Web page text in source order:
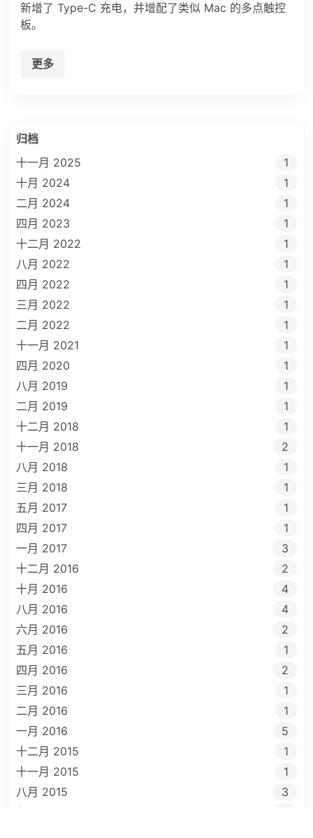
新增了 Type-C 充电，并增配了类似 Mac 的多点触控
板。
更多
归档
十一月 2025
1
十月 2024
1
二月 2024
1
四月 2023
1
十二月 2022
1
八月 2022
1
四月 2022
1
三月 2022
1
二月 2022
1
十一月 2021
1
四月 2020
1
八月 2019
1
二月 2019
1
十二月 2018
1
十一月 2018
2
八月 2018
1
三月 2018
1
五月 2017
1
四月 2017
1
一月 2017
3
十二月 2016
2
十月 2016
4
八月 2016
4
六月 2016
2
五月 2016
1
四月 2016
2
三月 2016
1
二月 2016
1
一月 2016
5
十二月 2015
1
十一月 2015
1
八月 2015
3